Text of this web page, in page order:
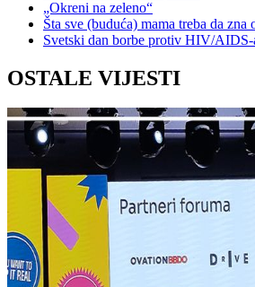
„Okreni na zeleno“
Šta sve (buduća) mama treba da zna
Svetski dan borbe protiv HIV/AIDS-
OSTALE VIJESTI